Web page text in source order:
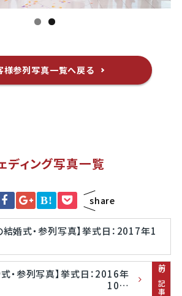
様参列写真一覧へ戻る
ディング写真一覧
B! share
結婚式・参列写真】挙式日：2017年1
前の記事
・参列写真】挙式日：2016年
10…